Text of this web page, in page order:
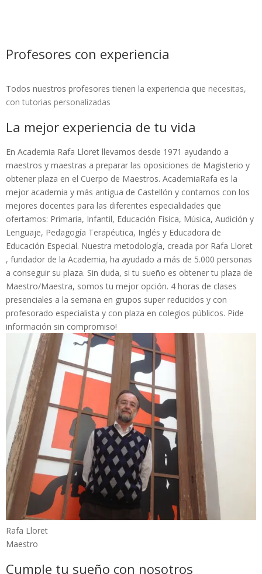
Profesores con experiencia
Todos nuestros profesores tienen la experiencia que necesitas,
con tutorias personalizadas
La mejor experiencia de tu vida
En Academia Rafa Lloret llevamos desde 1971 ayudando a
maestros y maestras a preparar las oposiciones de Magisterio y
obtener plaza en el Cuerpo de Maestros. AcademiaRafa es la
mejor academia y más antigua de Castellón y contamos con los
mejores docentes para las diferentes especialidades que
ofertamos: Primaria, Infantil, Educación Física, Música, Audición y
Lenguaje, Pedagogía Terapéutica, Inglés y Educadora de
Educación Especial. Nuestra metodología, creada por Rafa Lloret
, fundador de la Academia, ha ayudado a más de 5.000 personas
a conseguir su plaza. Sin duda, si tu sueño es obtener tu plaza de
Maestro/Maestra, somos tu mejor opción. 4 horas de clases
presenciales a la semana en grupos super reducidos y con
profesorado especialista y con plaza en colegios públicos. Pide
información sin compromiso!
Rafa Lloret
Maestro
Cumple tu sueño con nosotros